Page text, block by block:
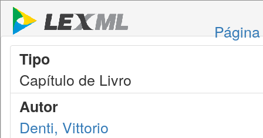
Tipo
Capítulo de Livro
Autor
Denti, Vittorio